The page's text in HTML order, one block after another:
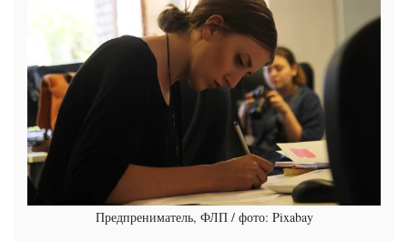
Предпрениматель, ФЛП / фото: Pixabay